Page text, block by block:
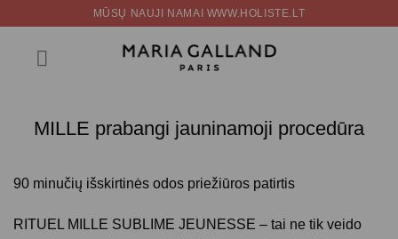
content
MŪSŲ NAUJI NAMAI WWW.HOLISTE.LT
MILLE prabangi jauninamoji procedūra
90 minučių išskirtinės odos priežiūros patirtis
RITUEL MILLE SUBLIME JEUNESSE – tai ne tik veido